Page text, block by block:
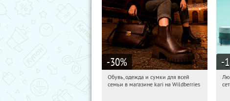
-30%
20:38:30 Получили:
Обувь, одежда и сумки для всей
семьи в магазине kari на Wildberries
-